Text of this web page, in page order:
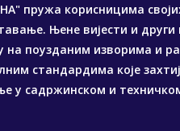
пружа корисницима
Њене вијести и
на поузданим изворима и
стандардима које
у садржинском и